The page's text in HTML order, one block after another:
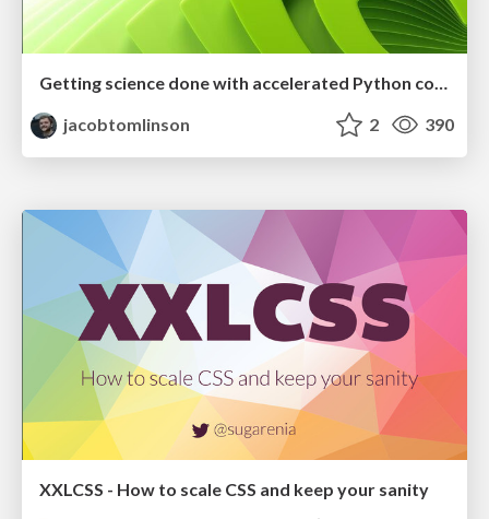
Getting science done with accelerated Python computing platforms
jacobtomlinson
2 390
XXLCSS - How to scale CSS and keep your sanity